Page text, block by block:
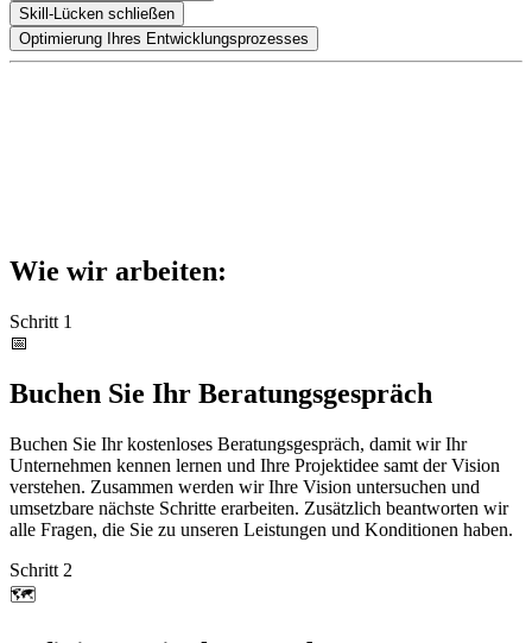
Skill-Lücken schließen
Optimierung Ihres Entwicklungsprozesses
Wie wir arbeiten:
Schritt 1
📅
Buchen Sie Ihr Beratungsgespräch
Buchen Sie Ihr kostenloses Beratungsgespräch, damit wir Ihr
Unternehmen kennen lernen und Ihre Projektidee samt der Vision
verstehen. Zusammen werden wir Ihre Vision untersuchen und
umsetzbare nächste Schritte erarbeiten. Zusätzlich beantworten wir
alle Fragen, die Sie zu unseren Leistungen und Konditionen haben.
Schritt 2
🗺